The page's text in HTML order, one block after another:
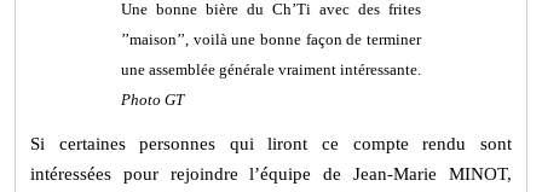
Une bonne bière du Ch’Ti avec des frites
’’maison’’, voilà une bonne façon de terminer
une assemblée générale vraiment intéressante.
Photo GT
Si certaines personnes qui liront ce compte rendu sont
intéressées pour rejoindre l’équipe de Jean-Marie MINOT,